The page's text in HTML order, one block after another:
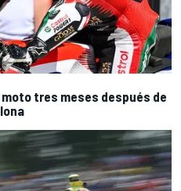
tres meses después de